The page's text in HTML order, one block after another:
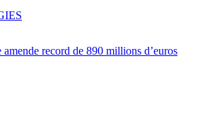
amende record de 890 millions d’euros